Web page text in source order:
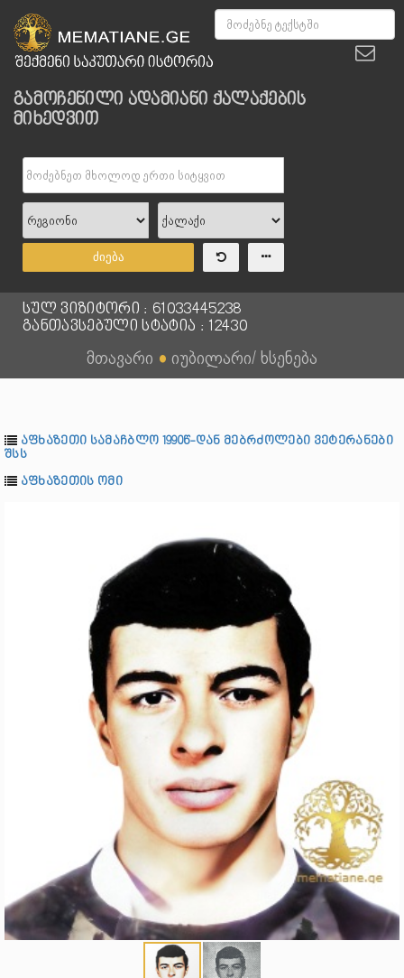
გამოჩენილი ადამიანი ქალაქების
მიხედვით
ძიება
სულ ვიზიტორი : 61033445238
განთავსებული სტატია : 12430
მთავარი ● იუბილარი/ ხსენება
აფხაზეთი სამაჩბლო 1990წ-დან მებრძოლები ვეტერანები
შსს
აფხაზეთის ომი